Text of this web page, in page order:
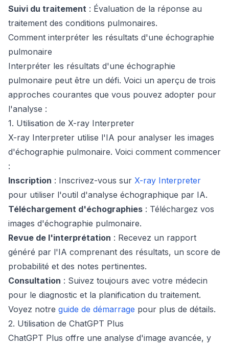
Suivi du traitement : Évaluation de la réponse au
traitement des conditions pulmonaires.
Comment interpréter les résultats d'une échographie
pulmonaire
Interpréter les résultats d'une échographie
pulmonaire peut être un défi. Voici un aperçu de trois
approches courantes que vous pouvez adopter pour
l'analyse :
1. Utilisation de X-ray Interpreter
X-ray Interpreter utilise l'IA pour analyser les images
d'échographie pulmonaire. Voici comment commencer
:
Inscription : Inscrivez-vous sur X-ray Interpreter
pour utiliser l'outil d'analyse échographique par IA.
Téléchargement d'échographies : Téléchargez vos
images d'échographie pulmonaire.
Revue de l'interprétation : Recevez un rapport
généré par l'IA comprenant des résultats, un score de
probabilité et des notes pertinentes.
Consultation : Suivez toujours avec votre médecin
pour le diagnostic et la planification du traitement.
Voyez notre guide de démarrage pour plus de détails.
2. Utilisation de ChatGPT Plus
ChatGPT Plus offre une analyse d'image avancée, y